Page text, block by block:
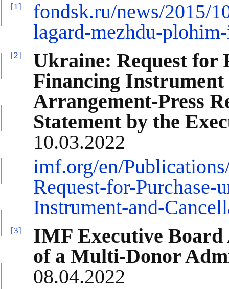
[1] – fondsk.ru/news/2015/
lagard-mezhdu-
[2] – Ukraine: Request for
Financing Instrument
Arrangement-Press
Statement by the
10.03.2022
imf.org/en/
Request-for-Purchase-
Instrument-and-
[3] – IMF Executive Board
of a Multi-Donor
08.04.2022